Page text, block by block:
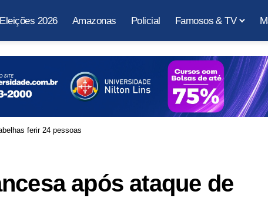
Eleições 2026 Amazonas Policial Famosos & TV
ferir 24 pessoas
após ataque de